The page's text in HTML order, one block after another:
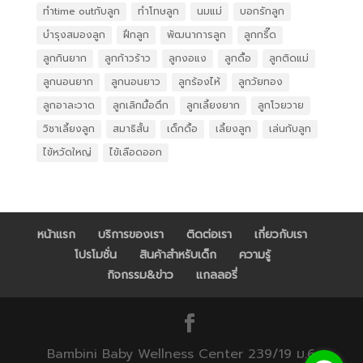
ทำtime outกับลูก ทำโทษลูก นมแม่
บอกรักลูก
บำรุงสมองลูก
ฝึกลูก พัฒนาการลูก
ลูกกรี๊ด
ลูกกินยาก
ลูกก้าวร้าว ลูกงอแง ลูกดื้อ
ลูกติดแม่
ลูกนอนยาก
ลูกนอนยาว ลูกร้องไห้
ลูกวัยทอง
ลูกอาละวาด
ลูกเลิกมื้อดึก ลูกเลี้ยงยาก
ลูกโวยวาย
วิชาเลี้ยงลูก
สมาธิสั้น เด็กดื้อ เลี้ยงลูก
เล่นกับลูก
ไข้หวัดใหญ่
ไข้เลือดออก
หน้าแรก บริการของเรา ติดต่อเรา
เกี่ยวกับเรา
โปรโมชั่น
สินค้าสำหรับเด็ก
ความรู้
กิจกรรม&ข่าว
แกลลอรี่
Bambini Baby Wellness Center 239/19 ม.6